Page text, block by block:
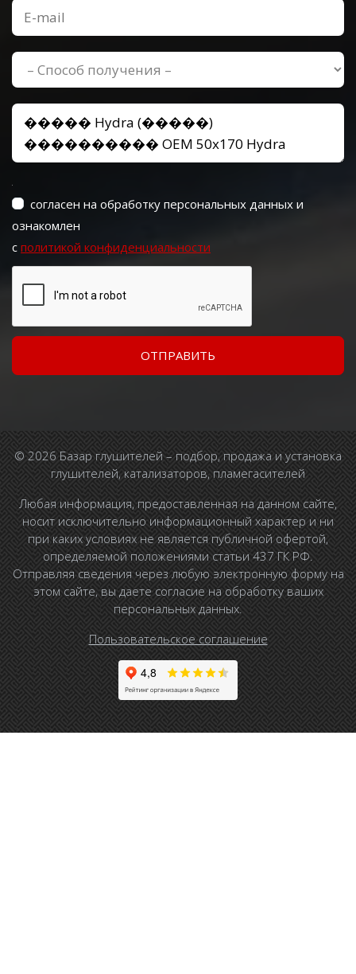
согласен на обработку персональных данных и
ознакомлен
с политикой конфиденциальности
© 2026 Базар глушителей – подбор, продажа и установка
глушителей, катализаторов, пламегасителей
Любая информация, предоставленная на данном сайте,
носит исключительно информационный характер и ни
при каких условиях не является публичной офертой,
определяемой положениями статьи 437 ГК РФ.
Отправляя сведения через любую электронную форму на
этом сайте, вы даете согласие на обработку ваших
персональных данных.
Пользовательское соглашение